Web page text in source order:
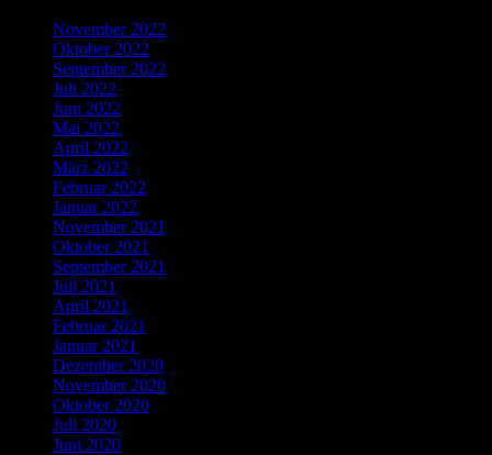
November 2022
Oktober 2022
September 2022
Juli 2022
Juni 2022
Mai 2022
April 2022
März 2022
Februar 2022
Januar 2022
November 2021
Oktober 2021
September 2021
Juli 2021
April 2021
Februar 2021
Januar 2021
Dezember 2020
November 2020
Oktober 2020
Juli 2020
Juni 2020